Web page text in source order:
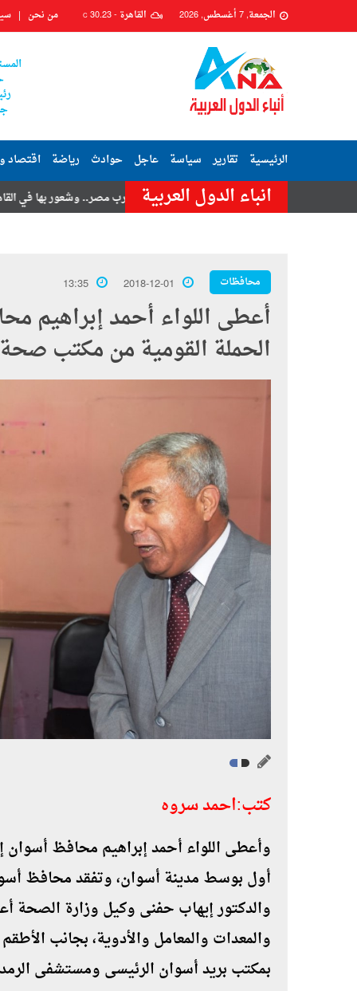
الجمعة, 7 أغسطس, 2026 القاهرة -30.23
C من نحن
الرئيسية تقارير سياسة عاجل حوادث رياضة اقتصاد
انباء الدول العربية
هزة أرضية تضرب مصر.. وشعور بها في القاهرة وعدة
محافظات 2018-12-01
13:35
أعطى اللواء أحمد إبراهيم
الحملة القومية من مكتب
كتب:احمد سروه
وأعطى اللواء أحمد إبراهيم محافظ
أول بوسط مدينة أسوان، وتفقد محافظ
والدكتور إيهاب حفنى وكيل وزارة الصحة
والمعدات والمعامل والأدوية، بجانب
بمكتب بريد أسوان الرئيسى ومستشفى الرمد